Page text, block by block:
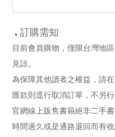
訂購需知
目前會員購物，僅限台灣地
見諒。
為保障其他讀者之權益，請
匯款則逕行取消訂單，不另行
官網線上販售書籍絕非二手
時間過久或是通路退回而有